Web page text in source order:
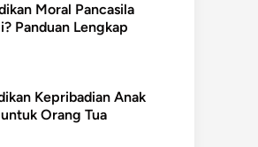
Moral Pancasila
Panduan Lengkap
Kepribadian Anak
Orang Tua